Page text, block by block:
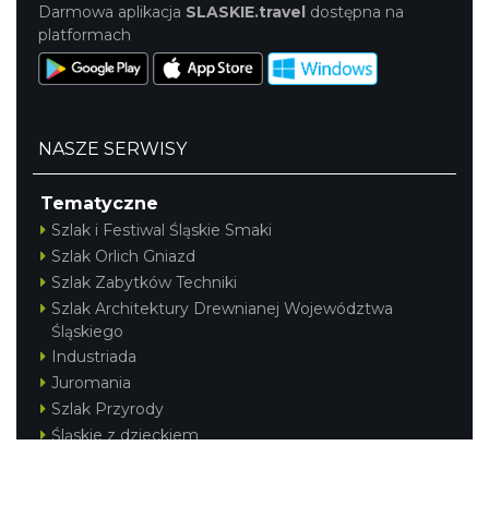
Darmowa aplikacja SLASKIE.travel dostępna na
platformach
NASZE SERWISY
Tematyczne
Szlak i Festiwal Śląskie Smaki
Szlak Orlich Gniazd
Szlak Zabytków Techniki
Szlak Architektury Drewnianej Województwa
Śląskiego
Industriada
Juromania
Szlak Przyrody
Śląskie z dzieckiem